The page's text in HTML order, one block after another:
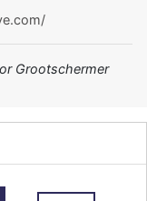
Grootschermer